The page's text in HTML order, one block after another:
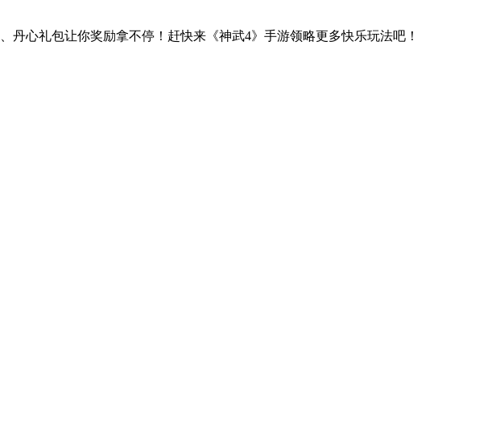
心礼包让你奖励拿不停！赶快来《神武4》手游领略更多快乐玩法吧！